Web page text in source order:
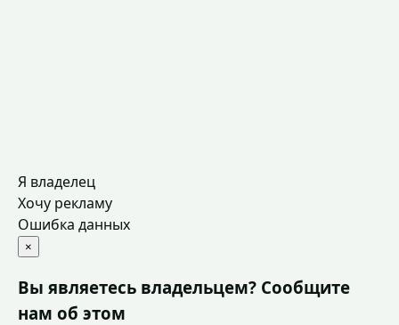
Я владелец
Хочу рекламу
Ошибка данных
×
Вы являетесь владельцем? Сообщите
нам об этом